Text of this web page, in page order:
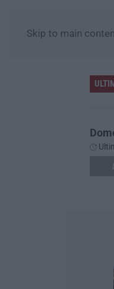
Skip to main